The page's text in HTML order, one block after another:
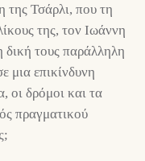
της Τσάρλι, που τη
της, τον Ιωάννη
δική τους παράλληλη
μια επικίνδυνη
οι δρόμοι και τα
πραγματικού